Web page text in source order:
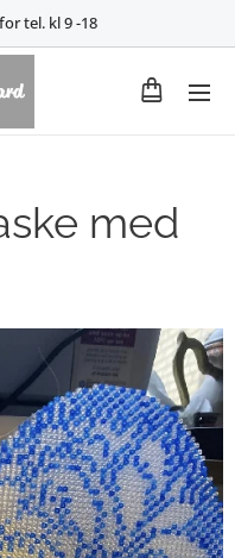
tel. kl 9 -18
med